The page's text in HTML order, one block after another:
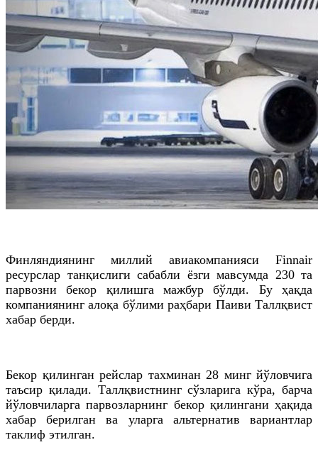
Финляндиянинг миллий авиакомпанияси Finnair
ресурслар танқислиги сабабли ёзги мавсумда 230 та
парвозни бекор қилишга мажбур бўлди. Бу ҳақда
компаниянинг алоқа бўлими раҳбари Паиви Таллқвист
хабар берди.
Бекор қилинган рейслар тахминан 28 минг йўловчига
таъсир қилади. Таллқвистнинг сўзларига кўра, барча
йўловчиларга парвозларнинг бекор қилингани ҳақида
хабар берилган ва уларга альтернатив вариантлар
таклиф этилган.